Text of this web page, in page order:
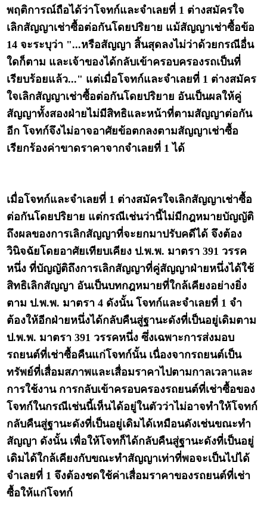
พฤติการณ์ถือได้ว่าโจทก์และจำเลยที่ 1 ต่างสมัครใจ
เลิกสัญญาเช่าซื้อต่อกันโดยปริยาย แม้สัญญาเช่าซื้อข้อ
14 จะระบุว่า "...หรือสัญญา สิ้นสุดลงไม่ว่าด้วยกรณีอื่น
ใดก็ตาม และเจ้าของได้กลับเข้าครอบครองรถเป็นที่
เรียบร้อยแล้ว..." แต่เมื่อโจทก์และจำเลยที่ 1 ต่างสมัคร
ใจเลิกสัญญาเช่าซื้อต่อกันโดยปริยาย อันเป็นผลให้คู่
สัญญาทั้งสองฝ่ายไม่มีสิทธิและหน้าที่ตามสัญญาต่อกัน
อีก โจทก์จึงไม่อาจอาศัยข้อตกลงตามสัญญาเช่าซื้อ
เรียกร้องค่าขาดราคาจากจำเลยที่ 1 ได้
เมื่อโจทก์และจำเลยที่ 1 ต่างสมัครใจเลิกสัญญาเช่าซื้อ
ต่อกันโดยปริยาย แต่กรณีเช่นว่านี้ไม่มีกฎหมายบัญญัติ
ถึงผลของการเลิกสัญญาที่จะยกมาปรับคดีได้ จึงต้อง
วินิจฉัยโดยอาศัยเทียบเคียง ป.พ.พ. มาตรา 391 วรรค
หนึ่ง ที่บัญญัติถึงการเลิกสัญญาที่คู่สัญญาฝ่ายหนึ่งได้ใช้
สิทธิเลิกสัญญา อันเป็นบทกฎหมายที่ใกล้เคียงอย่างยิ่ง
ตาม ป.พ.พ. มาตรา 4 ดังนั้น โจทก์และจำเลยที่ 1 จำ
ต้องให้อีกฝ่ายหนึ่งได้กลับคืนสู่ฐานะดังที่เป็นอยู่เดิมตาม
ป.พ.พ. มาตรา 391 วรรคหนึ่ง ซึ่งเฉพาะการส่งมอบ
รถยนต์ที่เช่าซื้อคืนแก่โจทก์นั้น เนื่องจากรถยนต์เป็น
ทรัพย์ที่เสื่อมสภาพและเสื่อมราคาไปตามกาลเวลาและ
การใช้งาน การกลับเข้าครอบครองรถยนต์ที่เช่าซื้อของ
โจทก์ในกรณีเช่นนี้เห็นได้อยู่ในตัวว่าไม่อาจทำให้โจทก์
กลับคืนสู่ฐานะดังที่เป็นอยู่เดิมได้เหมือนดังเช่นขณะทำ
สัญญา ดังนั้น เพื่อให้โจทก็ได้กลับคืนสู่ฐานะดังที่เป็นอยู่
เดิมได้ใกล้เคียงกับขณะทำสัญญาเท่าที่พอจะเป็นไปได้
จำเลยที่ 1 จึงต้องชดใช้ค่าเสื่อมราคาของรถยนต์ที่เช่า
ซื้อให้แก่โจทก์